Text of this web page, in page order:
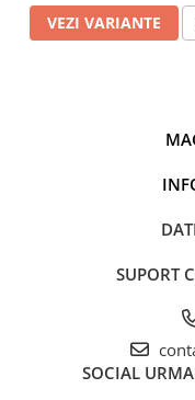
VEZI VARIANTE
SUPORT
SOCIAL